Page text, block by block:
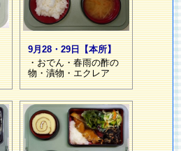
9月28・29日【本所】
・おでん・春雨の酢の
物・漬物・エクレア